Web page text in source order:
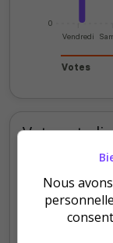
0
Vendredi
Votes
Votes et
80
Nous